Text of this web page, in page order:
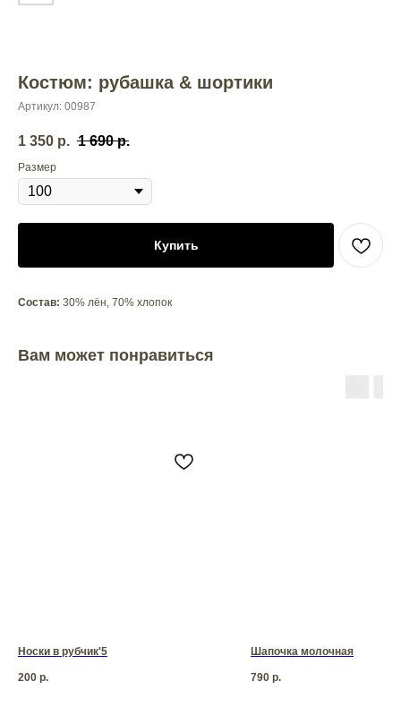
Костюм: рубашка & шортики
Артикул: 00987
1 350 р. 1 690 р.
Размер
Купить
Состав: 30% лён, 70% хлопок
Вам может понравиться
Носки в рубчик'5
200 р.
Шапочка молочная
790 р.